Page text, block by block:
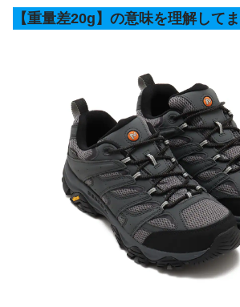
【重量差20g】の意味を理解して